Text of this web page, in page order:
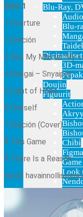
Blu-Ray,
Audio
Blu-
3D-
Doujin
Figuurit
Chibi
Figma
Look
Pop
Disc 1
1 Overture
2 Oración
3 Yes, My Master My
4 Onegai – Snyaiper
5 Light of Hope
6 Oneself
7 Oración (Cover)
8 This Game
9 There Is a Reason
Kuvat